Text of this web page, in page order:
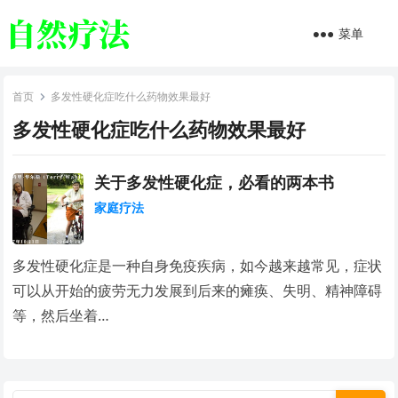
菜单
首页 多发性硬化症吃什么药物效果最好
多发性硬化症吃什么药物效果最好
关于多发性硬化症，必看的两本书
家庭疗法
多发性硬化症是一种自身免疫疾病，如今越来越常见，症状
可以从开始的疲劳无力发展到后来的瘫痪、失明、精神障碍
等，然后坐着…